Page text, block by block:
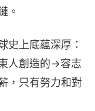
。
史上底蘊深厚：
人創造的→容志
，只有努力和對